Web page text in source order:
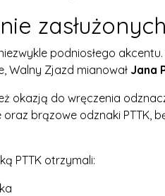
podniosłego
Walny Zjazd mianował Jana
okazją do wręczenia
oraz brązowe odznaki PTTK,
PTTK otrzymali: